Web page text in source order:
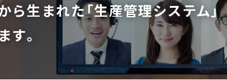
ら生まれた「生産管理システ
す。